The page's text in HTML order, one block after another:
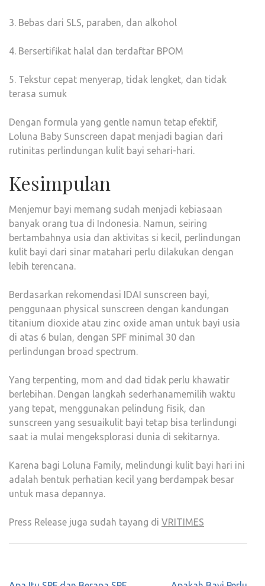
3. Bebas dari SLS, paraben, dan alkohol
4. Bersertifikat halal dan terdaftar BPOM
5. Tekstur cepat menyerap, tidak lengket, dan tidak
terasa sumuk
Dengan formula yang gentle namun tetap efektif,
Loluna Baby Sunscreen dapat menjadi bagian dari
rutinitas perlindungan kulit bayi sehari-hari.
Kesimpulan
Menjemur bayi memang sudah menjadi kebiasaan
banyak orang tua di Indonesia. Namun, seiring
bertambahnya usia dan aktivitas si kecil, perlindungan
kulit bayi dari sinar matahari perlu dilakukan dengan
lebih terencana.
Berdasarkan rekomendasi IDAI sunscreen bayi,
penggunaan physical sunscreen dengan kandungan
titanium dioxide atau zinc oxide aman untuk bayi usia
di atas 6 bulan, dengan SPF minimal 30 dan
perlindungan broad spectrum.
Yang terpenting, mom and dad tidak perlu khawatir
berlebihan. Dengan langkah sederhanamemilih waktu
yang tepat, menggunakan pelindung fisik, dan
sunscreen yang sesuaikulit bayi tetap bisa terlindungi
saat ia mulai mengeksplorasi dunia di sekitarnya.
Karena bagi Loluna Family, melindungi kulit bayi hari ini
adalah bentuk perhatian kecil yang berdampak besar
untuk masa depannya.
Press Release juga sudah tayang di VRITIMES